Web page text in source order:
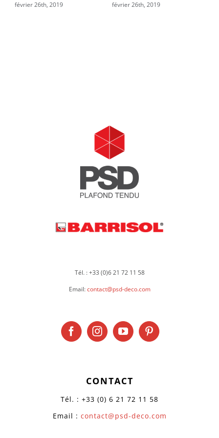
février 26th, 2019 février 26th, 2019
Tél. : +33 (0)6 21 72 11 58
Email:contact@psd-deco.com
CONTACT
Tél. : +33 (0) 6 21 72 11 58
Email : contact@psd-deco.com